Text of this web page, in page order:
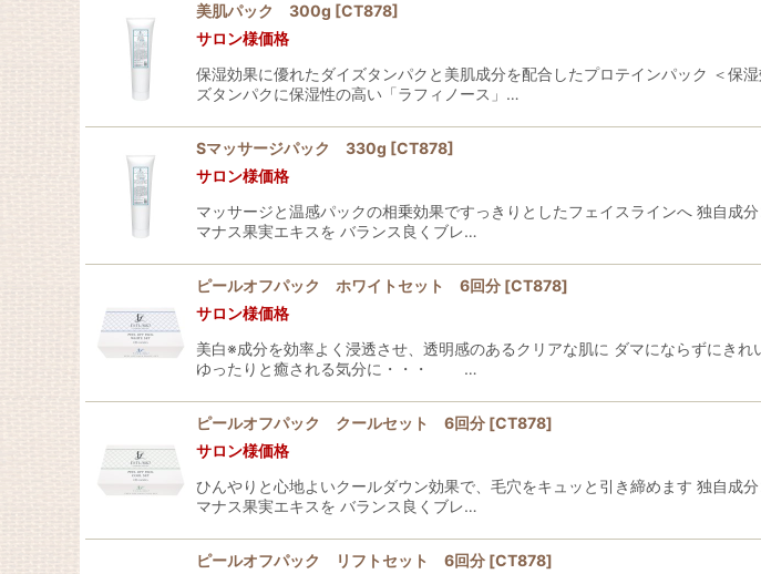
美肌パック 300g [CT878]
サロン様価格
保湿効果に優れたダイズタンパクと美肌成分を配合したプロテインパック ＜保
ズタンパクに保湿性の高い「ラフィノース」…
Sマッサージパック 330g [CT878]
サロン様価格
マッサージと温感パックの相乗効果ですっきりとしたフェイスラインへ 独自成
マナス果実エキスを バランス良くブレ…
ピールオフパック ホワイトセット 6回分 [CT878]
サロン様価格
美白※成分を効率よく浸透させ、透明感のあるクリアな肌に ダマにならずにき
ゆったりと癒される気分に・・・ …
ピールオフパック クールセット 6回分 [CT878]
サロン様価格
ひんやりと心地よいクールダウン効果で、毛穴をキュッと引き締めます 独自成
マナス果実エキスを バランス良くブレ…
ピールオフパック リフトセット 6回分 [CT878]